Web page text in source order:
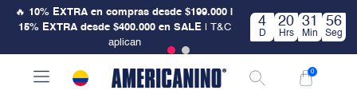
🔥 10% EXTRA en compras desde $199.000 |
15% EXTRA desde $400.000 en SALE| T&C
aplican
4
D
20
Hrs
31
Min
56
Seg
0